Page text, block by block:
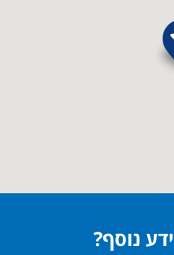
נוסף?